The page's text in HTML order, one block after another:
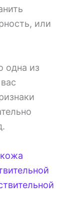
или
одна из